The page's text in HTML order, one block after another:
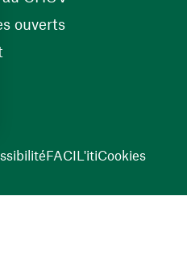
ouverts(opens in a new
FACIL'itiCookies